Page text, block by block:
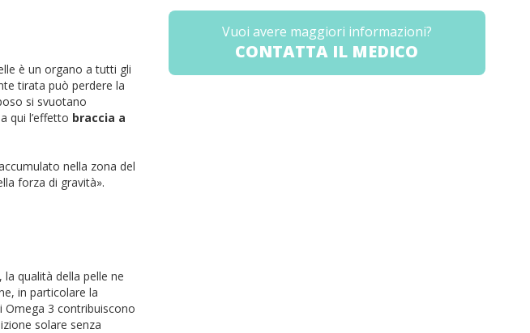
è un organo a tutti gli
tirata può perdere la
si svuotano
qui l’effetto braccia a
nella zona del
forza di gravità».
, la qualità della pelle ne
in particolare la
Omega 3 contribuiscono
solare senza
Vuoi avere maggiori informazioni?
CONTATTA IL MEDICO